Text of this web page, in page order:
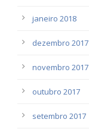
janeiro 2018
dezembro 2017
novembro 2017
outubro 2017
setembro 2017